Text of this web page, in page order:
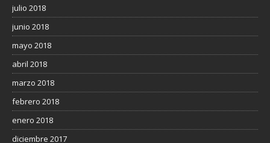
julio 2018
junio 2018
mayo 2018
abril 2018
marzo 2018
febrero 2018
enero 2018
diciembre 2017